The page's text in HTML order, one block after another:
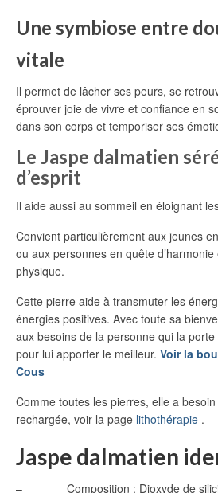
Une symbiose entre
vitale
Il permet de lâcher ses peurs, se
éprouver joie de vivre et confiance en
dans son corps et temporiser ses
Le Jaspe dalmatien
d’esprit
Il aide aussi au sommeil en éloignant
Convient particulièrement aux jeunes
ou aux personnes en quête
physique.
Cette pierre aide à transmuter les
énergies positives. Avec toute sa
aux besoins de la personne qui la
pour lui apporter le meilleur. Voir la
Cous
Comme toutes les pierres, elle a besoin
rechargée, voir la page lithothérapie .
Jaspe dalmatien
– Composition : Dioxyde de